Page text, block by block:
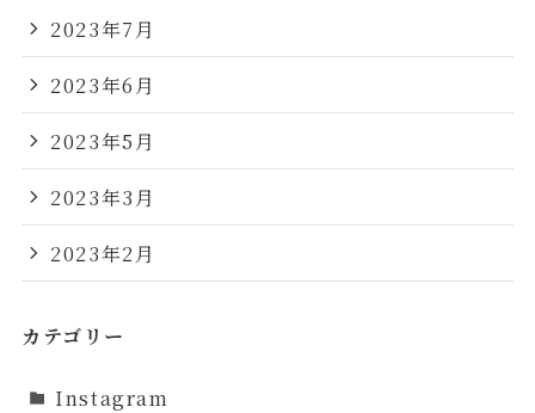
2023年7月
2023年6月
2023年5月
2023年3月
2023年2月
カテゴリー
Instagram